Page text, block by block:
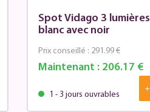
Spot Vidago 3 lumières
blanc avec noir
Maintenant :206.17 €
Prix conseillé : 291.99 €
1 - 3 jours ouvrables